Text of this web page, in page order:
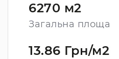
6270 м2
Загальна площа
13.86 Грн/м2